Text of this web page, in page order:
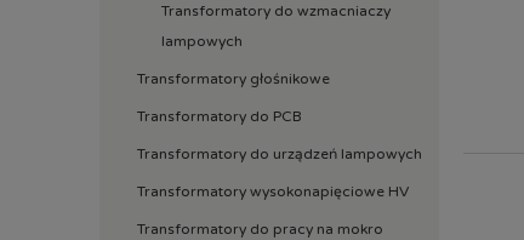
Transformatory do wzmacniaczy
lampowych
Transformatory głośnikowe
Transformatory do PCB
Transformatory do urządzeń lampowych
Transformatory wysokonapięciowe HV
Transformatory do pracy na mokro